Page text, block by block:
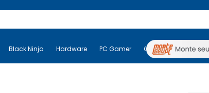
Gamer Black Ninja Hardware PC Gamer
Black Ninja Hardware PC Gamer Computadores